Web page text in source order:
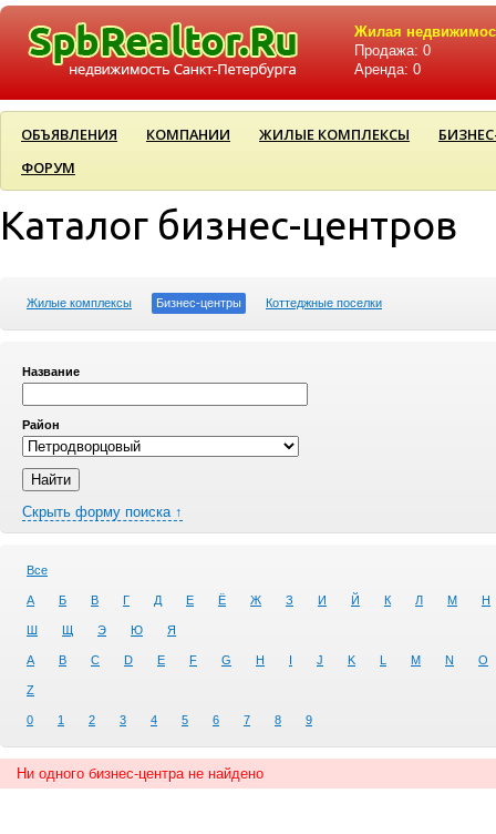
Жилая
Продажа: 0
Аренда: 0
ОБЪЯВЛЕНИЯ КОМПАНИИ ЖИЛЫЕ КОМПЛЕКСЫ
ФОРУМ
Каталог бизнес-центров
Жилые комплексы Бизнес-центры Коттеджные поселки
Название
Район
Скрыть форму поиска ↑
Все
А Б В Г Д Е Ё Ж З И Й К Л М Н
Ш Щ Э Ю Я
A B C D E F G H I J K L M N O
Z
0 1 2 3 4 5 6 7 8 9
Ни одного бизнес-центра не найдено